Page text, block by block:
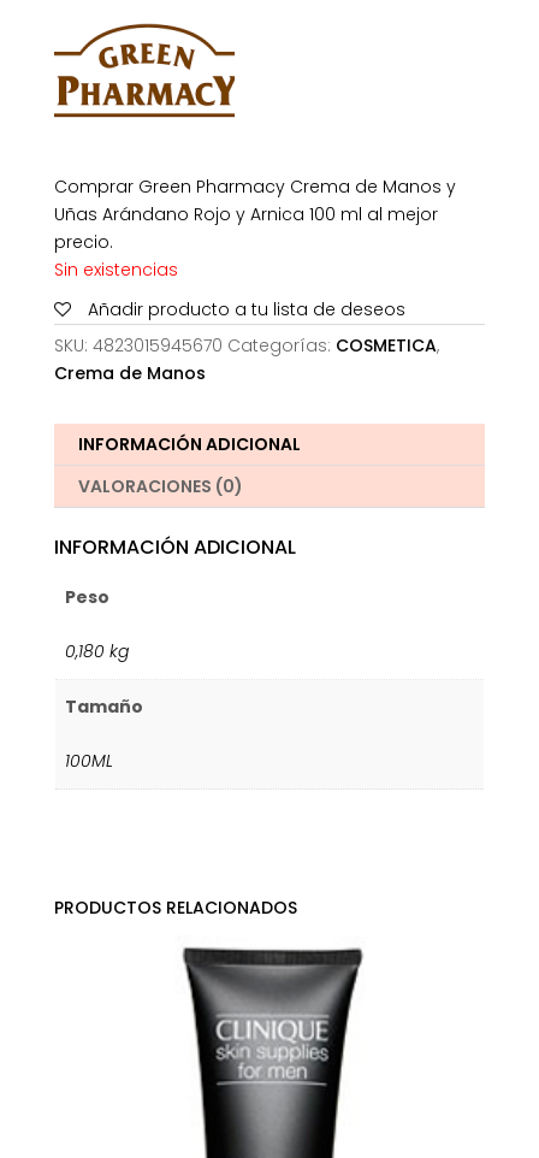
era:
1,80€.
Comprar Green Pharmacy Crema de Manos y
Uñas Arándano Rojo y Arnica 100 ml al mejor
precio.
Sin existencias
Añadir producto a tu lista de deseos
SKU: 4823015945670 Categorías: COSMETICA,
Crema de Manos
INFORMACIÓN ADICIONAL
VALORACIONES (0)
INFORMACIÓN ADICIONAL
Peso
0,180 kg
Tamaño
100ML
PRODUCTOS RELACIONADOS